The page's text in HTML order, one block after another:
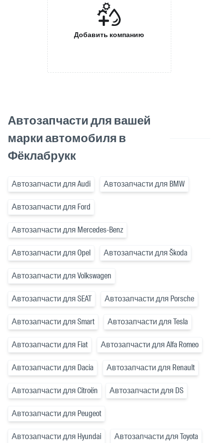
Добавить компанию
Автозапчасти для вашей
марки автомобиля в
Фёклабрукк
Автозапчасти для Audi Автозапчасти для BMW
Автозапчасти для Ford
Автозапчасти для Mercedes-Benz
Автозапчасти для Opel Автозапчасти для Škoda
Автозапчасти для Volkswagen
Автозапчасти для SEAT Автозапчасти для Porsche
Автозапчасти для Smart Автозапчасти для Tesla
Автозапчасти для Fiat Автозапчасти для Alfa Romeo
Автозапчасти для Dacia Автозапчасти для Renault
Автозапчасти для Citroën Автозапчасти для DS
Автозапчасти для Peugeot
Автозапчасти для Hyundai Автозапчасти для Toyota